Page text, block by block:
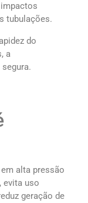
tubulações.
do
a
alta pressão
evita uso
geração de